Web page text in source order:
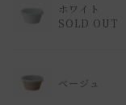
ホワイト
SOLD OUT
ベージュ